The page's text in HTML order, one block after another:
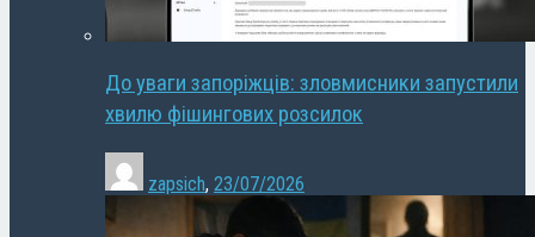
До уваги запоріжців: зловмисники запустили
хвилю фішингових розсилок
zapsich, 23/07/2026